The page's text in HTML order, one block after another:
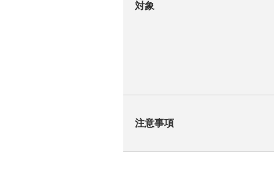
対象
注意事項